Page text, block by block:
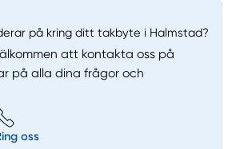
på kring ditt takbyte i Halmstad?
att kontakta oss på
på alla dina frågor och
oss